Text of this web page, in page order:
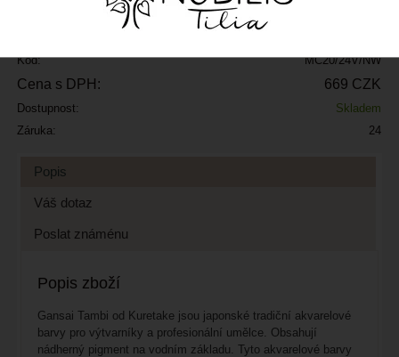
Přidat do oblíbených
Kód: MC20/24V/NW
Cena s DPH: 669 CZK
Dostupnost:
Skladem
Záruka:
24
Popis
Váš dotaz
Poslat známénu
Popis zboží
Gansai Tambi od Kuretake jsou japonské tradiční akvarelové
barvy pro výtvarníky a profesionální umělce. Obsahují
nádherný pigment na vodním základu. Tyto akvarelové barvy